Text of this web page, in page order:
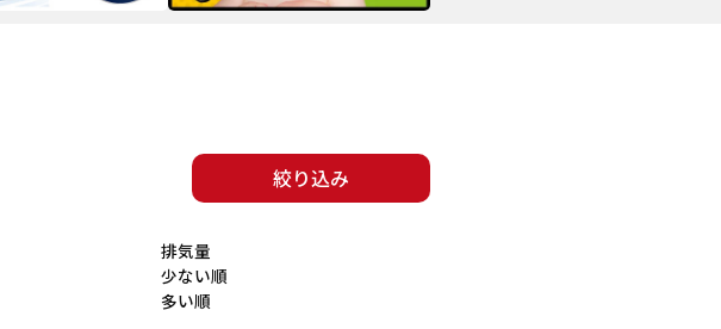
絞り込み
排気量
少ない順
多い順